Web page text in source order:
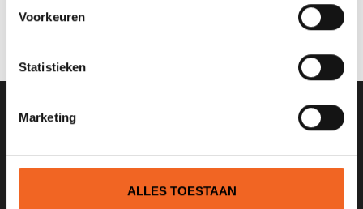
Voorkeuren
Statistieken
Marketing
ALLES TOESTAAN